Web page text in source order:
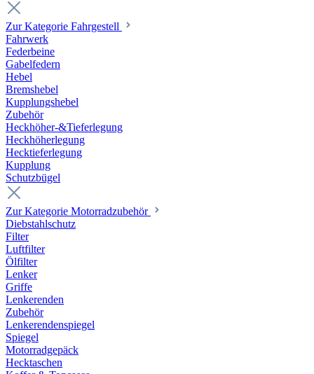
Zur Kategorie Fahrgestell
Fahrwerk
Federbeine
Gabelfedern
Hebel
Bremshebel
Kupplungshebel
Zubehör
Heckhöher-&Tieferlegung
Heckhöherlegung
Hecktieferlegung
Kupplung
Schutzbügel
Zur Kategorie Motorradzubehör
Diebstahlschutz
Filter
Luftfilter
Ölfilter
Lenker
Griffe
Lenkerenden
Zubehör
Lenkerendenspiegel
Spiegel
Motorradgepäck
Hecktaschen